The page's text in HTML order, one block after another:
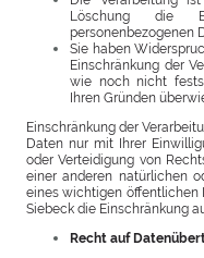
Löschung die
personenbezogenen
Sie haben
Einschränkung der
wie noch nicht
Ihren Gründen
Einschränkung der
Daten nur mit Ihrer
oder Verteidigung von
einer anderen natürlichen
eines wichtigen öffentlichen
Siebeck die Einschränkung
Recht auf